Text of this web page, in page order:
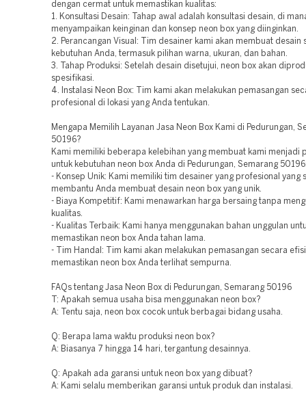
dengan cermat untuk memastikan kualitas:
1. Konsultasi Desain: Tahap awal adalah konsultasi desain, di
menyampaikan keinginan dan konsep neon box yang diinginkan.
2. Perancangan Visual: Tim desainer kami akan membuat desain
kebutuhan Anda, termasuk pilihan warna, ukuran, dan bahan.
3. Tahap Produksi: Setelah desain disetujui, neon box akan
spesifikasi.
4. Instalasi Neon Box: Tim kami akan melakukan pemasangan
profesional di lokasi yang Anda tentukan.
Mengapa Memilih Layanan Jasa Neon Box Kami di Pedurungan,
50196?
Kami memiliki beberapa kelebihan yang membuat kami menjadi
untuk kebutuhan neon box Anda di Pedurungan, Semarang
- Konsep Unik: Kami memiliki tim desainer yang profesional yang
membantu Anda membuat desain neon box yang unik.
- Biaya Kompetitif: Kami menawarkan harga bersaing tanpa
kualitas.
- Kualitas Terbaik: Kami hanya menggunakan bahan unggulan
memastikan neon box Anda tahan lama.
- Tim Handal: Tim kami akan melakukan pemasangan secara
memastikan neon box Anda terlihat sempurna.
FAQs tentang Jasa Neon Box di Pedurungan, Semarang 50196
T: Apakah semua usaha bisa menggunakan neon box?
A: Tentu saja, neon box cocok untuk berbagai bidang usaha.
Q: Berapa lama waktu produksi neon box?
A: Biasanya 7 hingga 14 hari, tergantung desainnya.
Q: Apakah ada garansi untuk neon box yang dibuat?
A: Kami selalu memberikan garansi untuk produk dan instalasi.